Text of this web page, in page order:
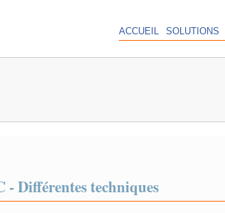
ACCUEIL SOLUTIONS
- Différentes techniques